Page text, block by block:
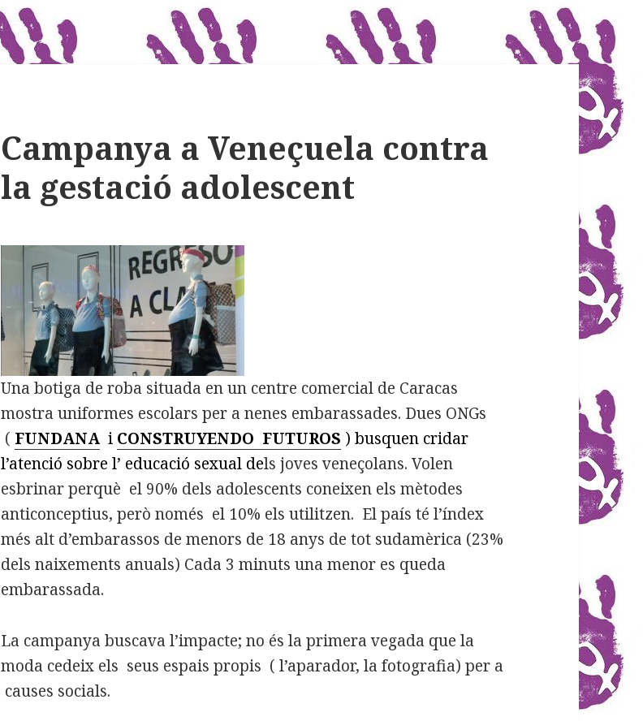
Campanya a Veneçuela contra
la gestació adolescent
Una botiga de roba situada en un centre comercial de Caracas
mostra uniformes escolars per a nenes embarassades. Dues ONGs
( FUNDANA i CONSTRUYENDO FUTUROS ) busquen cridar
l’atenció sobre l’ educació sexual dels joves veneçolans. Volen
esbrinar perquè el 90% dels adolescents coneixen els mètodes
anticonceptius, però només el 10% els utilitzen. El país té l’índex
més alt d’embarassos de menors de 18 anys de tot sudamèrica (23%
dels naixements anuals) Cada 3 minuts una menor es queda
embarassada.
La campanya buscava l’impacte; no és la primera vegada que la
moda cedeix els seus espais propis ( l’aparador, la fotografia) per a
causes socials.